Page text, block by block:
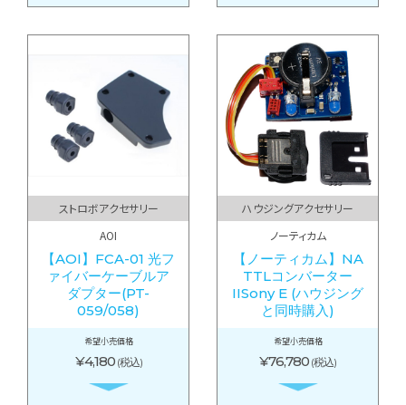
ストロボアクセサリー
AOI
【AOI】FCA-01 光フ
ァイバーケーブルア
ダプター(PT-
059/058)
希望小売価格
¥4,180 (税込)
ハウジングアクセサリー
ノーティカム
【ノーティカム】NA
TTLコンバーター
IISony E (ハウジング
と同時購入)
希望小売価格
¥76,780 (税込)